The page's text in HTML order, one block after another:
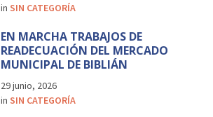
in SIN CATEGORÍA
EN MARCHA TRABAJOS DE
READECUACIÓN DEL MERCADO
MUNICIPAL DE BIBLIÁN
29 junio, 2026
in SIN CATEGORÍA